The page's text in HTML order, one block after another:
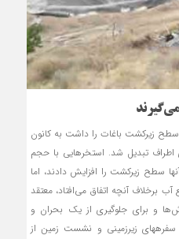
زیرکشت باغات را داشت به کانون
تبدیل شد. استخرهایی با حجم
سطح زیرکشت را افزایش دادند، اما
برخلاف آنچه اتفاق می‌افتاد، معتقد
و برای جلوگیری از یک بحران و
زیرزمینی و نشست زمین از